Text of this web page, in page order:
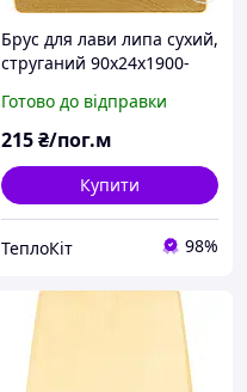
Брус для лави липа сухий,
струганий 90х24х1900-
Готово до відправки
215₴/пог.м
Купити
ТеплоКіт 98%